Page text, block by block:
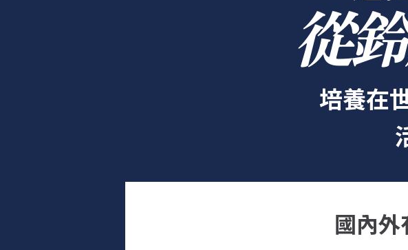
從
培養在
國內